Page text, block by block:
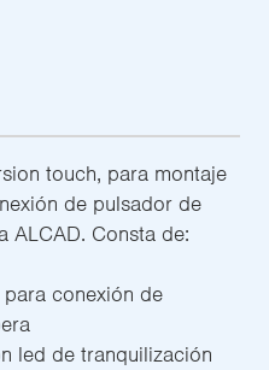
touch, para montaje
de pulsador de
ALCAD. Consta de:
conexión de
led de tranquilización